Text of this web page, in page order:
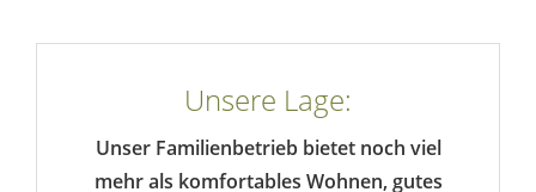
Unsere Lage:
Unser Familienbetrieb bietet noch viel
mehr als komfortables Wohnen, gutes